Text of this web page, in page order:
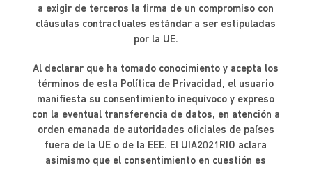
a exigir de terceros la firma de un compromiso con
cláusulas contractuales estándar a ser estipuladas
por la UE.
Al declarar que ha tomado conocimiento y acepta los
términos de esta Política de Privacidad, el usuario
manifiesta su consentimiento inequívoco y expreso
con la eventual transferencia de datos, en atención a
orden emanada de autoridades oficiales de países
fuera de la UE o de la EEE. El UIA2021RIO aclara
asimismo que el consentimiento en cuestión es